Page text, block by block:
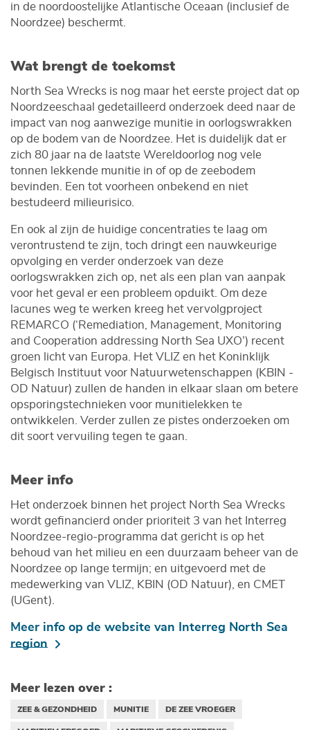
in de noordoostelijke Atlantische Oceaan (inclusief de
Noordzee) beschermt.
Wat brengt de toekomst
North Sea Wrecks is nog maar het eerste project dat op
Noordzeeschaal gedetailleerd onderzoek deed naar de
impact van nog aanwezige munitie in oorlogswrakken
op de bodem van de Noordzee. Het is duidelijk dat er
zich 80 jaar na de laatste Wereldoorlog nog vele
tonnen lekkende munitie in of op de zeebodem
bevinden. Een tot voorheen onbekend en niet
bestudeerd milieurisico.
En ook al zijn de huidige concentraties te laag om
verontrustend te zijn, toch dringt een nauwkeurige
opvolging en verder onderzoek van deze
oorlogswrakken zich op, net als een plan van aanpak
voor het geval er een probleem opduikt. Om deze
lacunes weg te werken kreeg het vervolgproject
REMARCO (‘Remediation, Management, Monitoring
and Cooperation addressing North Sea UXO’) recent
groen licht van Europa. Het VLIZ en het Koninklijk
Belgisch Instituut voor Natuurwetenschappen (KBIN -
OD Natuur) zullen de handen in elkaar slaan om betere
opsporingstechnieken voor munitielekken te
ontwikkelen. Verder zullen ze pistes onderzoeken om
dit soort vervuiling tegen te gaan.
Meer info
Het onderzoek binnen het project North Sea Wrecks
wordt gefinancierd onder prioriteit 3 van het Interreg
Noordzee-regio-programma dat gericht is op het
behoud van het milieu en een duurzaam beheer van de
Noordzee op lange termijn; en uitgevoerd met de
medewerking van VLIZ, KBIN (OD Natuur), en CMET
(UGent).
Meer info op de website van Interreg North Sea
region
Meer lezen over :
ZEE & GEZONDHEID MUNITIE
DE ZEE VROEGER